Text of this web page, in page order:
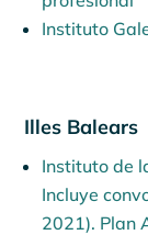
Instituto
Illes Balears
Instituto de
Incluye
2021). Plan